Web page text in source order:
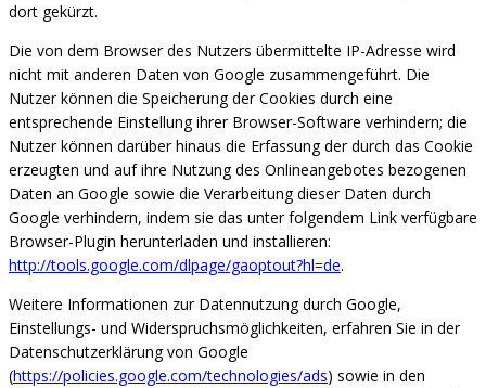
dort gekürzt.
Die von dem Browser des Nutzers übermittelte IP-Adresse wird
nicht mit anderen Daten von Google zusammengeführt. Die
Nutzer können die Speicherung der Cookies durch eine
entsprechende Einstellung ihrer Browser-Software verhindern; die
Nutzer können darüber hinaus die Erfassung der durch das Cookie
erzeugten und auf ihre Nutzung des Onlineangebotes bezogenen
Daten an Google sowie die Verarbeitung dieser Daten durch
Google verhindern, indem sie das unter folgendem Link verfügbare
Browser-Plugin herunterladen und installieren:
http://tools.google.com/dlpage/gaoptout?hl=de.
Weitere Informationen zur Datennutzung durch Google,
Einstellungs- und Widerspruchsmöglichkeiten, erfahren Sie in der
Datenschutzerklärung von Google
(https://policies.google.com/technologies/ads) sowie in den